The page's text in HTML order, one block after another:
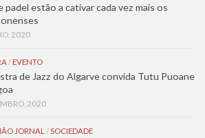
padel estão a cativar cada vez mais os
2020
/ EVENTO
de Jazz do Algarve convida Tutu Puoane
2020
JORNAL /SOCIEDADE